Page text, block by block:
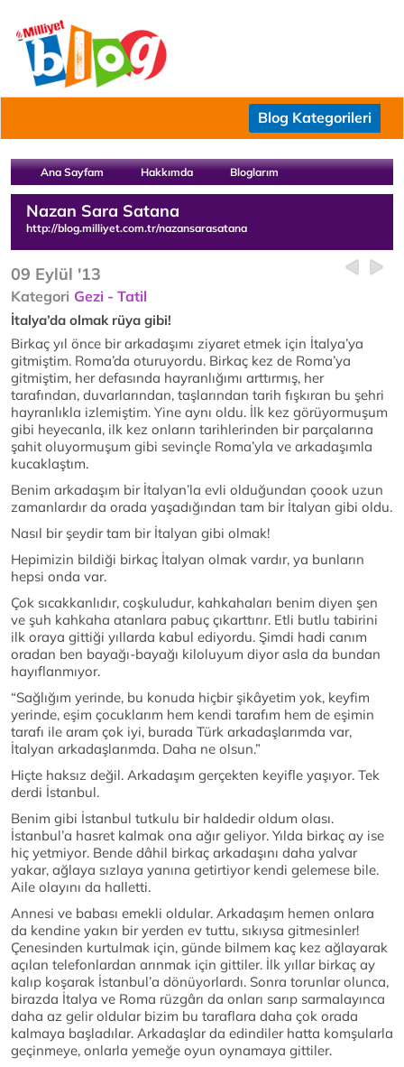
Blog Kategorileri
Ana Sayfam Hakkımda Bloglarım
Nazan Sara Satana
http://blog.milliyet.com.tr/nazansarasatana
09 Eylül '13
Kategori Gezi - Tatil
İtalya’da olmak rüya gibi!
Birkaç yıl önce bir arkadaşımı ziyaret etmek için İtalya’ya
gitmiştim. Roma’da oturuyordu. Birkaç kez de Roma’ya
gitmiştim, her defasında hayranlığımı arttırmış, her
tarafından, duvarlarından, taşlarından tarih fışkıran bu şehri
hayranlıkla izlemiştim. Yine aynı oldu. İlk kez görüyormuşum
gibi heyecanla, ilk kez onların tarihlerinden bir parçalarına
şahit oluyormuşum gibi sevinçle Roma’yla ve arkadaşımla
kucaklaştım.
Benim arkadaşım bir İtalyan’la evli olduğundan çoook uzun
zamanlardır da orada yaşadığından tam bir İtalyan gibi oldu.
Nasıl bir şeydir tam bir İtalyan gibi olmak!
Hepimizin bildiği birkaç İtalyan olmak vardır, ya bunların
hepsi onda var.
Çok sıcakkanlıdır, coşkuludur, kahkahaları benim diyen şen
ve şuh kahkaha atanlara pabuç çıkarttırır. Etli butlu tabirini
ilk oraya gittiği yıllarda kabul ediyordu. Şimdi hadi canım
oradan ben bayağı-bayağı kiloluyum diyor asla da bundan
hayıflanmıyor.
“Sağlığım yerinde, bu konuda hiçbir şikâyetim yok, keyfim
yerinde, eşim çocuklarım hem kendi tarafım hem de eşimin
tarafı ile aram çok iyi, burada Türk arkadaşlarımda var,
İtalyan arkadaşlarımda. Daha ne olsun.”
Hiçte haksız değil. Arkadaşım gerçekten keyifle yaşıyor. Tek
derdi İstanbul.
Benim gibi İstanbul tutkulu bir haldedir oldum olası.
İstanbul’a hasret kalmak ona ağır geliyor. Yılda birkaç ay ise
hiç yetmiyor. Bende dâhil birkaç arkadaşını daha yalvar
yakar, ağlaya sızlaya yanına getirtiyor kendi gelemese bile.
Aile olayını da halletti.
Annesi ve babası emekli oldular. Arkadaşım hemen onlara
da kendine yakın bir yerden ev tuttu, sıkıysa gitmesinler!
Çenesinden kurtulmak için, günde bilmem kaç kez ağlayarak
açılan telefonlardan arınmak için gittiler. İlk yıllar birkaç ay
kalıp koşarak İstanbul’a dönüyorlardı. Sonra torunlar olunca,
birazda İtalya ve Roma rüzgârı da onları sarıp sarmalayınca
daha az gelir oldular bizim bu taraflara daha çok orada
kalmaya başladılar. Arkadaşlar da edindiler hatta komşularla
geçinmeye, onlarla yemeğe oyun oynamaya gittiler.